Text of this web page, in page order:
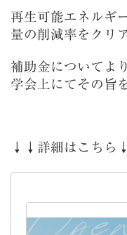
再生可能エネルギ
量の削減率をクリ
補助金についてよ
学会上にてその旨
↓↓詳細はこち